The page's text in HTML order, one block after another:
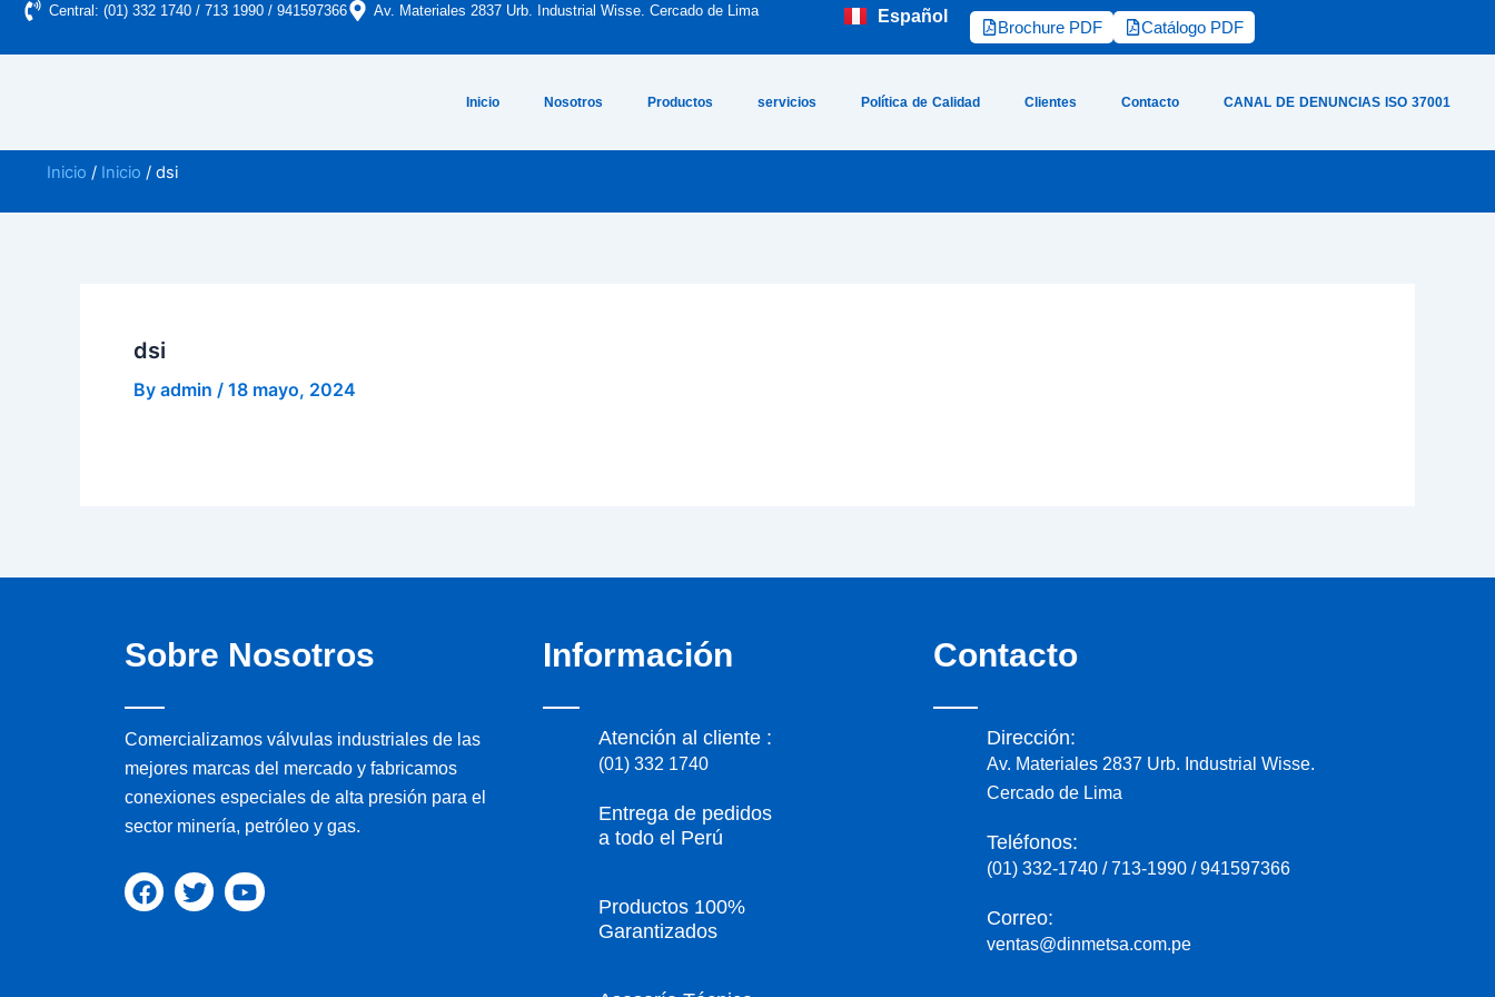
Saltar Central: (01) 332 1740 / 713 1990 / 941597366 Av. Materiales 2837 Urb. Industrial Wisse. Cercado de Lima Español
English Brochure PDF Catálogo PDF
Inicio Nosotros Productos servicios Política de Calidad Clientes Contacto CANAL DE DENUNCIAS ISO 37001
Inicio / Inicio / dsi
dsi
By admin / 18 mayo, 2024
Sobre Nosotros
Comercializamos válvulas industriales de las
mejores marcas del mercado y fabricamos
conexiones especiales de alta presión para el
sector minería, petróleo y gas.
F
a
T
w
Y
o
Información
Atención al cliente :
(01) 332 1740
Entrega de pedidos
a todo el Perú
Productos 100%
Garantizados
Contacto
Dirección:
Av. Materiales 2837 Urb. Industrial Wisse.
Cercado de Lima
Teléfonos:
(01) 332-1740 / 713-1990 / 941597366
Correo:
ventas@dinmetsa.com.pe